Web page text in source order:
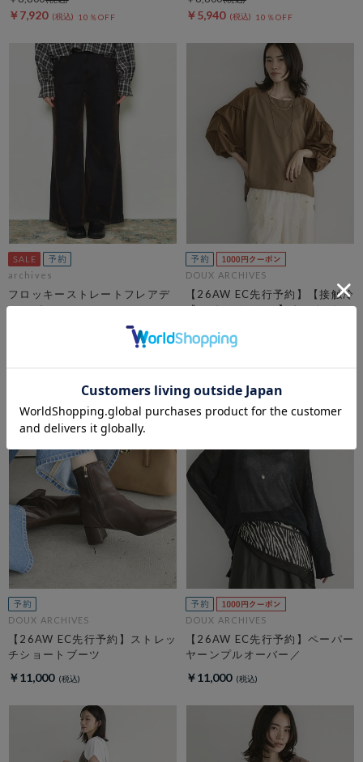
￥7,920 10％OFF ￥5,940 10％OFF
archives
フロッキーストレートフレアデ
ニムパンツ
pre-order10%OFF 8/21 10:00まで！
DOUX ARCHIVES
【26AW EC先行予約】【接触冷
感／イージーケア】タックデザ
￥6,930
DOUX ARCHIVES
【26AW EC先行予約】ストレッ
チショートブーツ
￥11,000
DOUX ARCHIVES
【26AW EC先行予約】ペーパー
ヤーンプルオーバー／
￥11,000